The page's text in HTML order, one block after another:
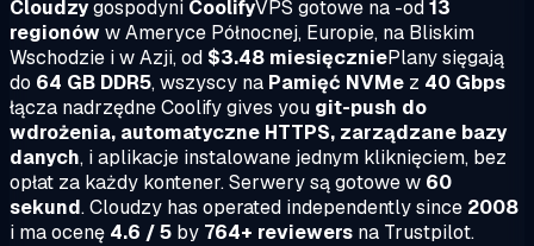
Cloudzygospodyni CoolifyVPS gotowe na -od13
regionóww Ameryce Północnej, Europie, na Bliskim
Wschodzie i w Azji, od $3.48 miesięczniePlany sięgają
do 64 GB DDR5, wszyscy na Pamięć NVMe z 40 Gbps
łącza nadrzędne Coolify gives you git-push do
wdrożenia, automatyczne HTTPS, zarządzane bazy
danych, i aplikacje instalowane jednym kliknięciem, bez
opłat za każdy kontener. Serwery są gotowe w 60
sekund. Cloudzy has operated independently since 2008
i ma ocenę 4.6 / 5 by 764+ reviewers na Trustpilot.